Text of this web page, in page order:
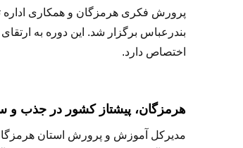
پرورش فکری هرمزگان و همکاری اداره
بندرعباس برگزار شد. این دوره به
اختصاص دارد.
هرمزگان، پیشتاز کشور در جذب و
مدیرکل آموزش و پرورش استان